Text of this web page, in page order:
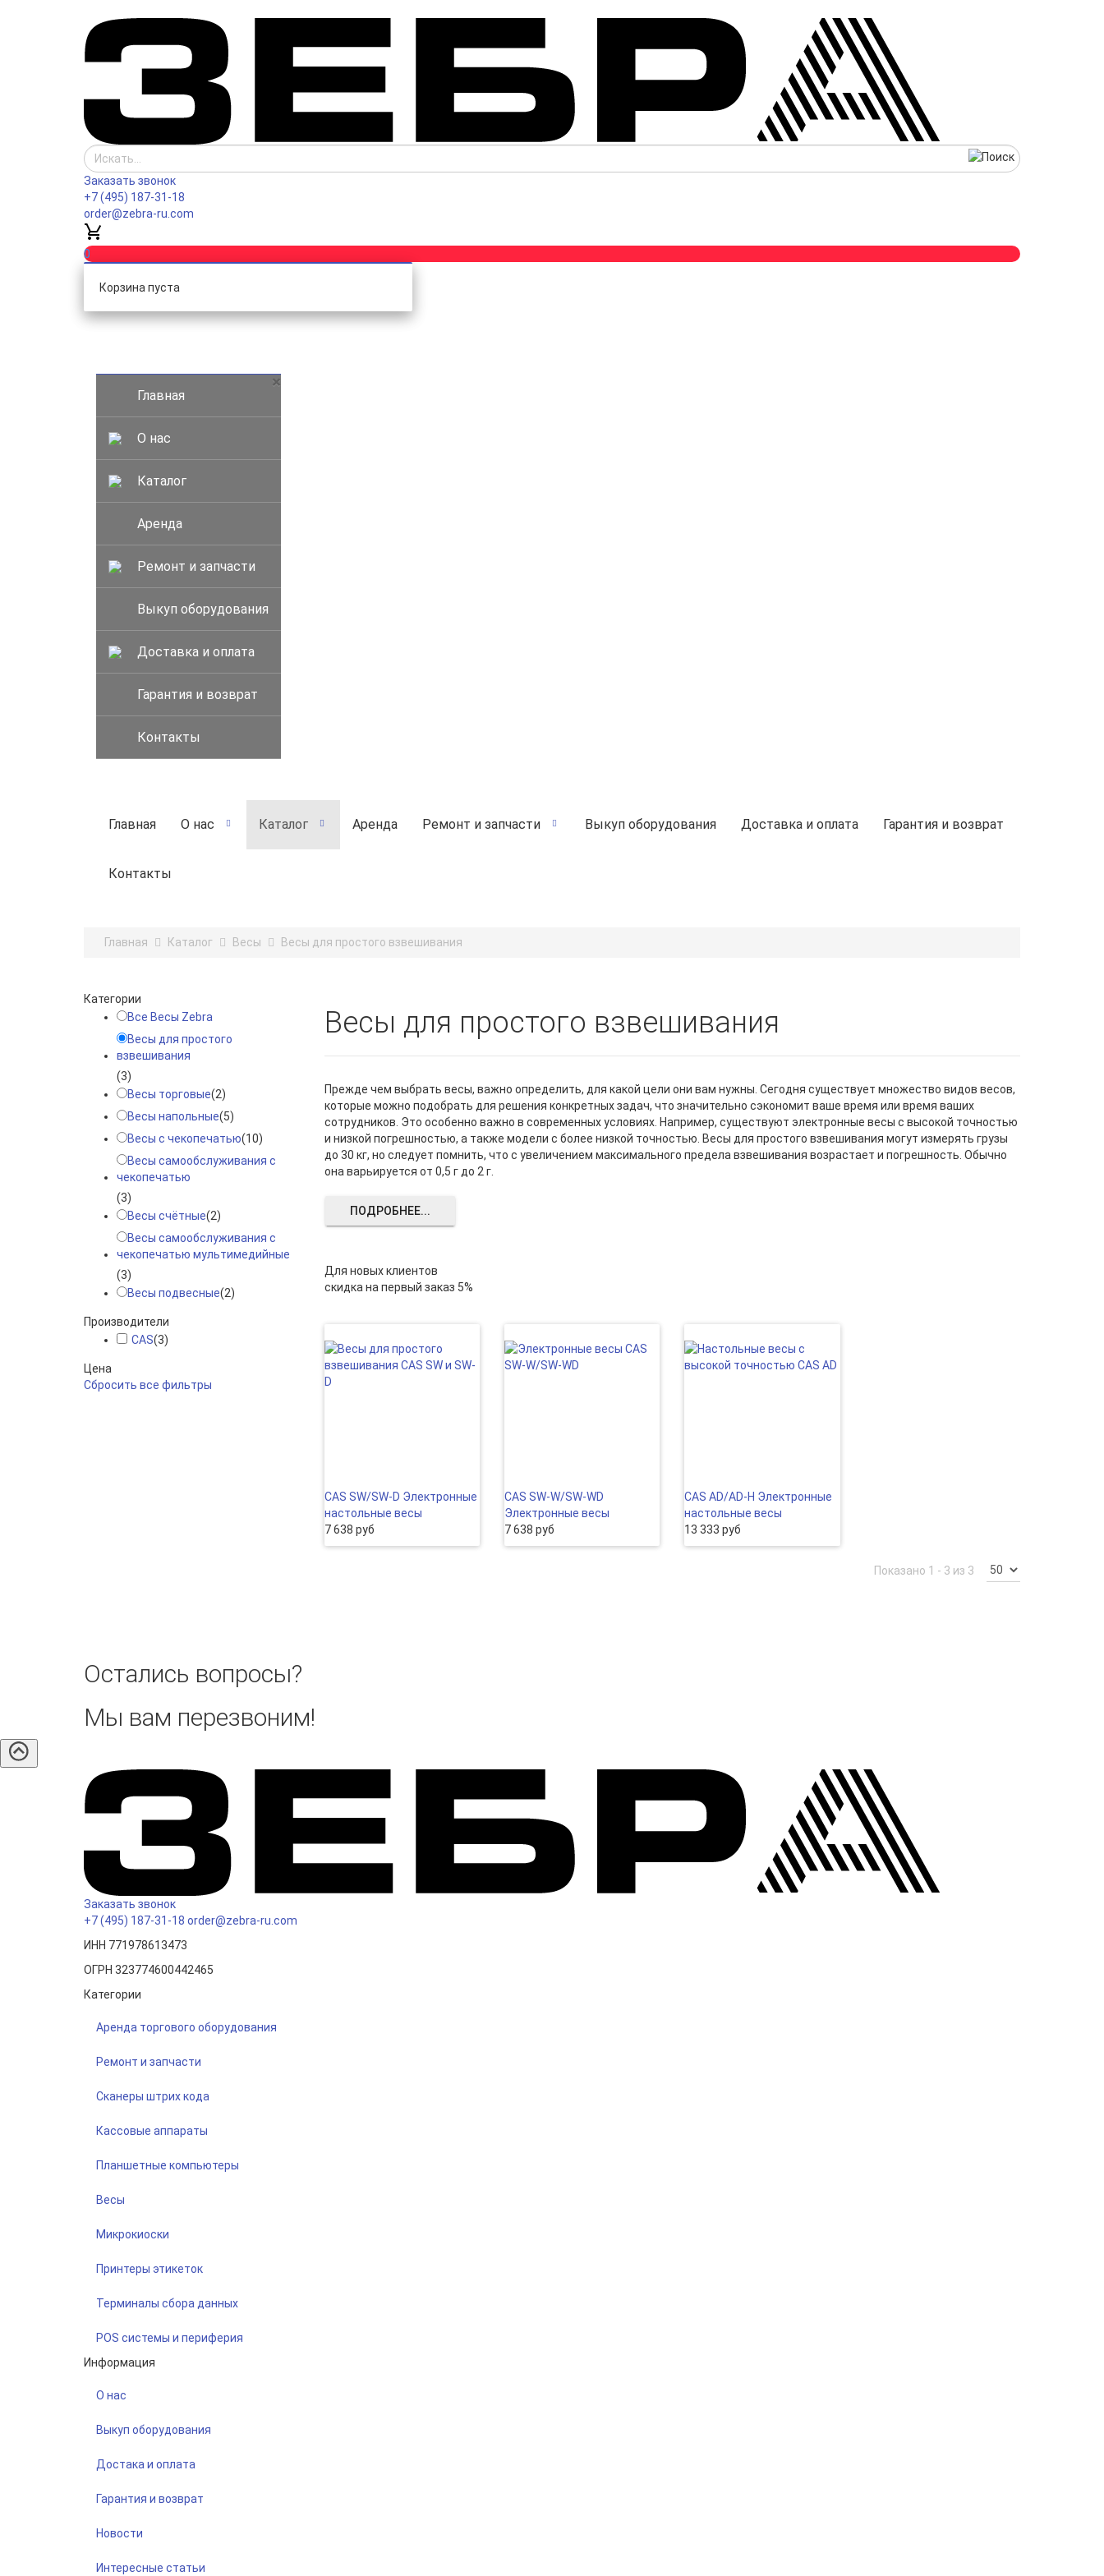
Заказать звонок
+7 (495) 187-31-18
order@zebra-ru.com
0
Корзина пуста
×
Главная
О нас
Каталог
Аренда
Ремонт и запчасти
Выкуп оборудования
Доставка и оплата
Гарантия и возврат
Контакты
Главная О нас Каталог Аренда Ремонт и запчасти Выкуп оборудования Доставка и оплата Гарантия и возврат
Контакты
Главная Каталог Весы Весы для простого взвешивания
Весы для простого взвешивания
Прежде чем выбрать весы, важно определить, для какой цели они вам нужны. Сегодня существует множество видов весов,
которые можно подобрать для решения конкретных задач, что значительно сэкономит ваше время или время ваших
сотрудников. Это особенно важно в современных условиях. Например, существуют электронные весы с высокой точностью
и низкой погрешностью, а также модели с более низкой точностью. Весы для простого взвешивания могут измерять грузы
до 30 кг, но следует помнить, что с увеличением максимального предела взвешивания возрастает и погрешность. Обычно
она варьируется от 0,5 г до 2 г.
ПОДРОБНЕЕ...
Для новых клиентов
скидка на первый заказ 5%
CAS SW/SW-D Электронные
настольные весы
7 638 руб
CAS SW-W/SW-WD
Электронные весы
7 638 руб
CAS AD/AD-Н Электронные
настольные весы
13 333 руб
Показано 1 - 3 из 3
Категории
Все Весы Zebra
Весы для простого
взвешивания
(3)
Весы торговые(2)
Весы напольные(5)
Весы с чекопечатью(10)
Весы самообслуживания с
чекопечатью
(3)
Весы счётные(2)
Весы самообслуживания с
чекопечатью мультимедийные
(3)
Весы подвесные(2)
Производители
CAS(3)
Цена
Сбросить все фильтры
Остались вопросы?
Мы вам перезвоним!
Заказать звонок
+7 (495) 187-31-18 order@zebra-ru.com
ИНН 771978613473
ОГРН 323774600442465
Категории
Аренда торгового оборудования
Ремонт и запчасти
Сканеры штрих кода
Кассовые аппараты
Планшетные компьютеры
Весы
Микрокиоски
Принтеры этикеток
Терминалы сбора данных
POS системы и периферия
Информация
О нас
Выкуп оборудования
Достака и оплата
Гарантия и возврат
Новости
Интересные статьи